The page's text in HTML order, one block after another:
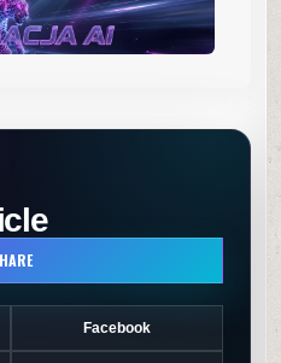
Facebook